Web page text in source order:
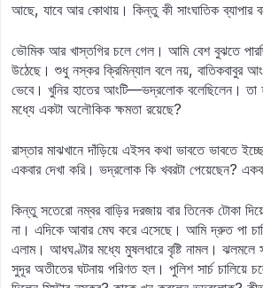
আছে, যাবে আর কোথায়। কিন্তু কী সাংঘাতিক
ভৌমিক আর খাস্তগির চলে গেল। আমি বেশ বুঝতে
উঠেছে। শুধু নস্কর ক্রিমিন্যাল বলে নয়, বাতিকবাবুর
ভেবে। খুনির হাতের আংটি—ভদ্রলোক বলেছিলেন। তা
মধ্যে একটা অলৌকিক ক্ষমতা রয়েছে?
রাস্তার মাঝখানে দাঁড়িয়ে এইসব কথা ভাবতে ভাবতে
একবার দেখা করি। ভদ্রলোক কি খবরটা পেয়েছেন?
কিন্তু সতেরো নম্বর বাড়ির দরজায় বার তিনেক টোকা
না। এদিকে আবার মেঘ করে এসেছে। আমি দ্রুত পা
এলাম। আধঘণ্টার মধ্যে মুষলধারে বৃষ্টি নামল। ঝলমলে
সুদূর অতীতের ঘটনায় পরিণত হল। পুলিশ সার্চ চালিয়ে